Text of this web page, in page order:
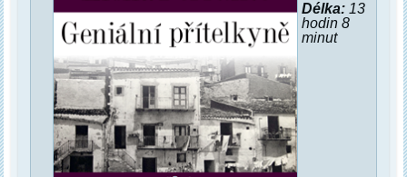
Délka:13
hodin 8
minut